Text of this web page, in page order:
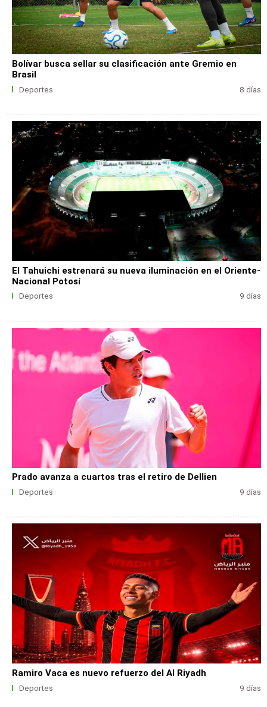
Bolívar busca sellar su clasificación ante Gremio en
Brasil
Deportes 8 días
El Tahuichi estrenará su nueva iluminación en el Oriente-
Nacional Potosí
Deportes 9 días
Prado avanza a cuartos tras el retiro de Dellien
Deportes 9 días
Ramiro Vaca es nuevo refuerzo del Al Riyadh
Deportes 9 días